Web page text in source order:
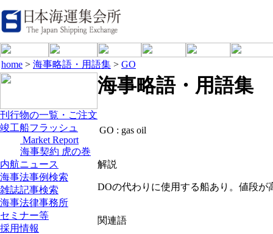
home > 海事略語・用語集 > GO
刊行物の一覧・ご注文
竣工船フラッシュ
Market Report
海事契約 虎の巻
内航ニュース
海事法事例検索
雑誌記事検索
海事法律事務所
セミナー等
採用情報
海事略語・用語集
GO : gas oil
解説
DOの代わりに使用する船あり。値段が
関連語